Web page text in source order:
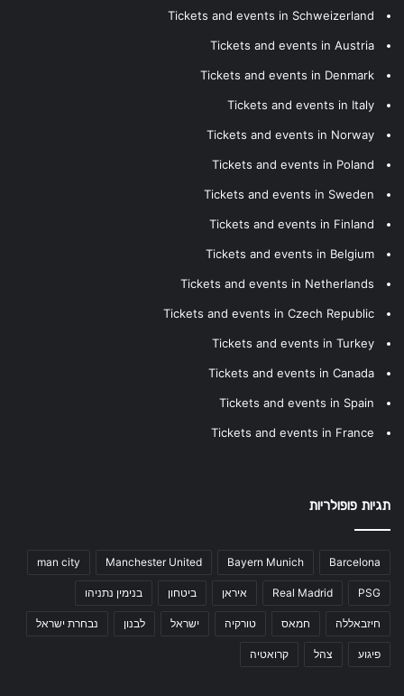
Tickets and events in Schweizerland
Tickets and events in Austria
Tickets and events in Denmark
Tickets and events in Italy
Tickets and events in Norway
Tickets and events in Poland
Tickets and events in Sweden
Tickets and events in Finland
Tickets and events in Belgium
Tickets and events in Netherlands
Tickets and events in Czech Republic
Tickets and events in Turkey
Tickets and events in Canada
Tickets and events in Spain
Tickets and events in France
תגיות פופולריות
Barcelona
Bayern Munich
Manchester United
man city
PSG
Real Madrid איראן ביטחון בנימין נתניהו
חיזבאללה חמאס טורקיה ישראל לבנון נבחרת ישראל
פיגוע צהל קרואטיה